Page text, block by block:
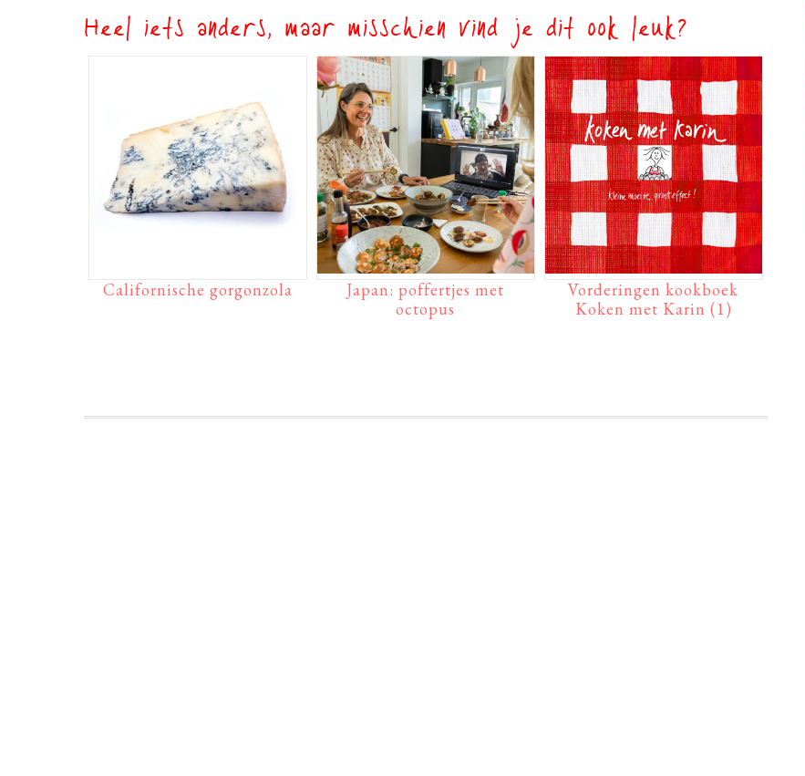
Heel iets anders, maar misschien vind je dit ook leuk?
Californische gorgonzola
Japan: poffertjes met
octopus
Vorderingen kookboek
Koken met Karin (1)